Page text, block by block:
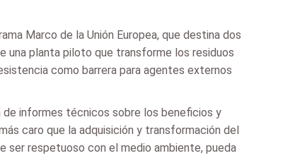
Marco de la Unión Europea, que destina dos
una planta piloto que transforme los residuos
como barrera para agentes externos
informes técnicos sobre los beneficios y
caro que la adquisición y transformación del
ser respetuoso con el medio ambiente, pueda